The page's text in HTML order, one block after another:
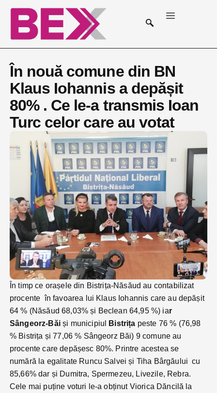
În nouă comune din BN
Klaus Iohannis a depășit
80% . Ce le-a transmis Ioan
Turc celor care au votat
În timp ce orașele din Bistrița-Năsăud au contabilizat
procente în favoarea lui Klaus Iohannis care au depășit
64 % (Năsăud 68,03% și Beclean 64,95 %) iar
Sângeorz-Băiși municipiul Bistrița peste 76 % (76,98
% Bistrița și 77,06 % Sângeorz Băi) 9 comune au
procente care depășesc 80%. Printre acestea se
numără la egalitate Runcu Salvei și Tiha Bârgăului cu
85,66% dar și Dumitra, Spermezeu, Livezile, Rebra.
Cele mai puține voturi le-a obținut Viorica Dăncilă la